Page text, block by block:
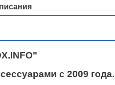
с 2009 года.